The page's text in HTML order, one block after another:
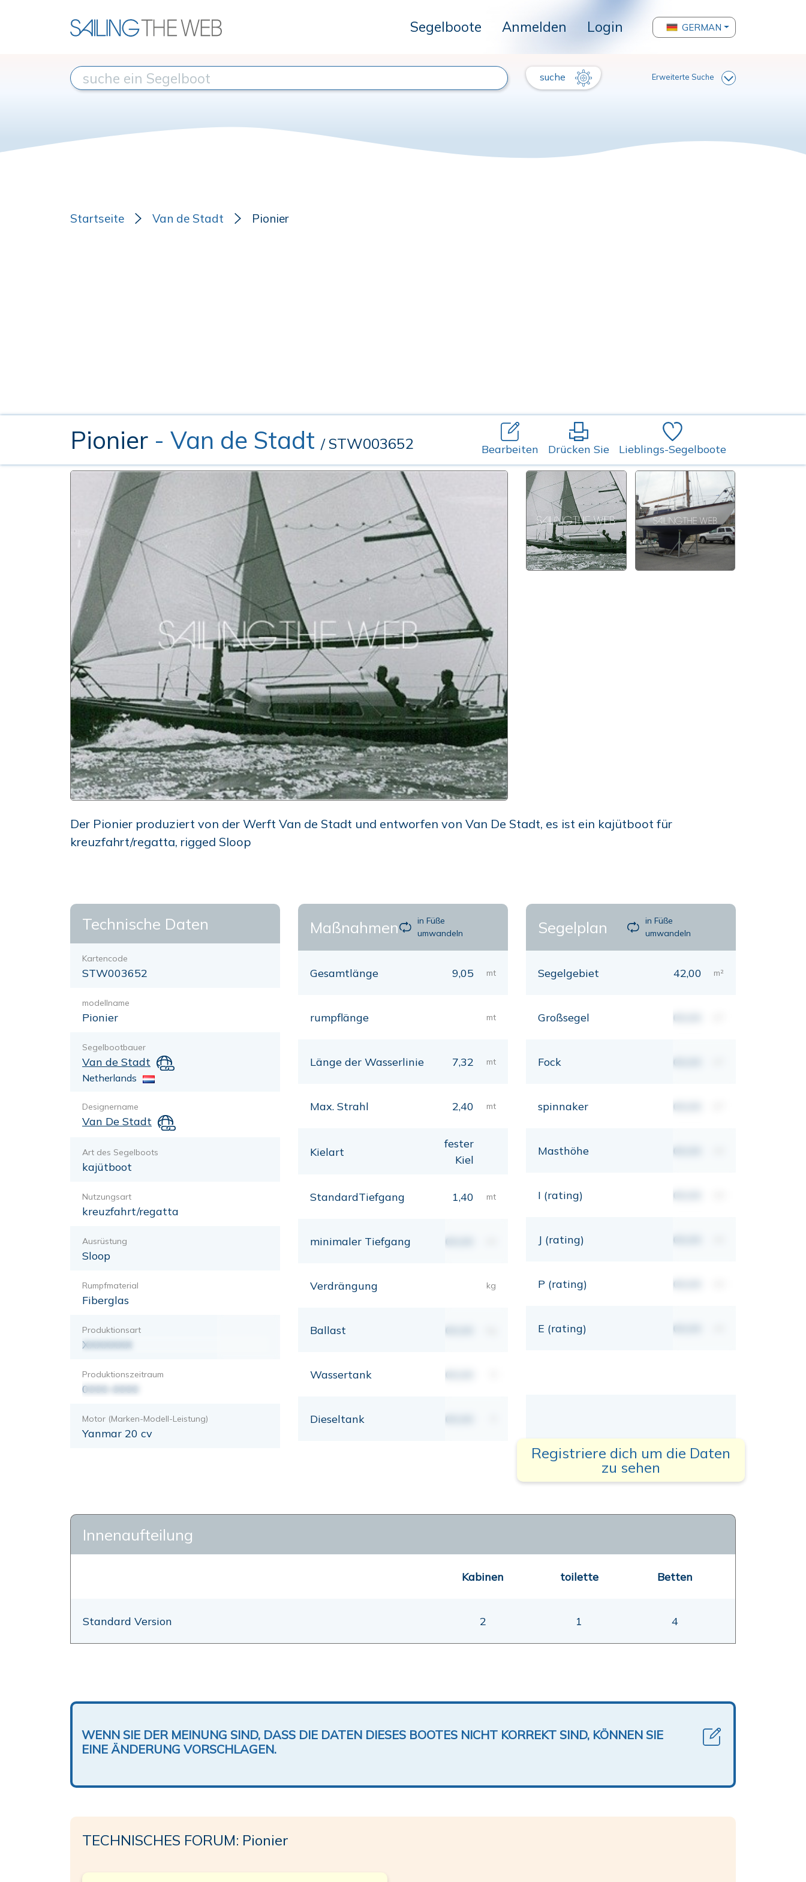
Segelboote Anmelden Login GERMAN
suche Erweiterte Suche
Startseite Van de Stadt Pionier
Pionier - Van de Stadt / STW003652 Bearbeiten Drücken Sie Lieblings-Segelboote
Der Pionier produziert von der Werft Van de Stadt und entworfen von Van De Stadt, es ist ein kajütboot für
kreuzfahrt/regatta, rigged Sloop
Technische Daten
Kartencode
STW003652
modellname
Pionier
Segelbootbauer
Van de Stadt
Netherlands
Designername
Van De Stadt
Art des Segelboots
kajütboot
Nutzungsart
kreuzfahrt/regatta
Ausrüstung
Sloop
Rumpfmaterial
Fiberglas
Produktionsart
XXXXXXX
Produktionszeitraum
0000-0000
Motor (Marken-Modell-Leistung)
Yanmar 20 cv
Maßnahmen
in Füße
umwandeln
Gesamtlänge 9,05 mt
rumpflänge mt
Länge der Wasserlinie 7,32 mt
Max. Strahl 2,40 mt
Kielart
fester
Kiel
StandardTiefgang 1,40 mt
minimaler Tiefgang 00,00
Verdrängung kg
Ballast 00,00
Wassertank 00,00
Dieseltank 00,00
Segelplan
in Füße
umwandeln
Segelgebiet 42,00 m²
Großsegel 00,00
Fock 00,00
spinnaker 00,00
Masthöhe 00,00
I (rating) 00,00
J (rating) 00,00
P (rating) 00,00
E (rating) 00,00
Registriere dich um die Daten
zu sehen
Innenaufteilung
Kabinen toilette Betten
Standard Version 2 1 4
WENN SIE DER MEINUNG SIND, DASS DIE DATEN DIESES BOOTES NICHT KORREKT SIND, KÖNNEN SIE
EINE ÄNDERUNG VORSCHLAGEN.
TECHNISCHES FORUM: Pionier